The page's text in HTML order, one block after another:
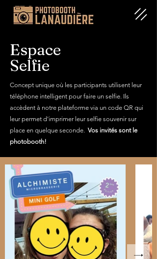
Espace
Selfie
Concept unique où les participants utilisent leur
téléphone intelligent pour faire un selfie. Ils
accèdent à notre plateforme via un code QR qui
leur permet d'imprimer leur selfie souvenir sur
place en quelque seconde. Vos invités sont le
photobooth!